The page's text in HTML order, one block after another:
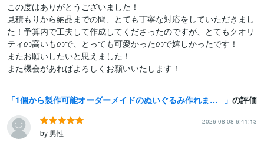
この度はありがとうございました！
見積もりから納品までの間、とても丁寧な対応をしていただきまし
た！予算内で工夫して作成してくださったのですが、とてもクオリ
ティの高いもので、とっても可愛かったので嬉しかったです！
またお願いしたいと思えました！
また機会があればよろしくお願いいたします！
1個から製作可能オーダーメイドのぬいぐるみ作れます 縫製歴10年以上の職人が、あなたの推しぬいを作るお手伝い！ の評価
2026-08-08 6:41:13
by 男性